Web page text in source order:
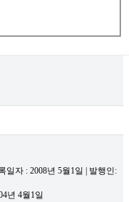
일자 : 2008년 5월1일 | 발행인:
년 4월1일